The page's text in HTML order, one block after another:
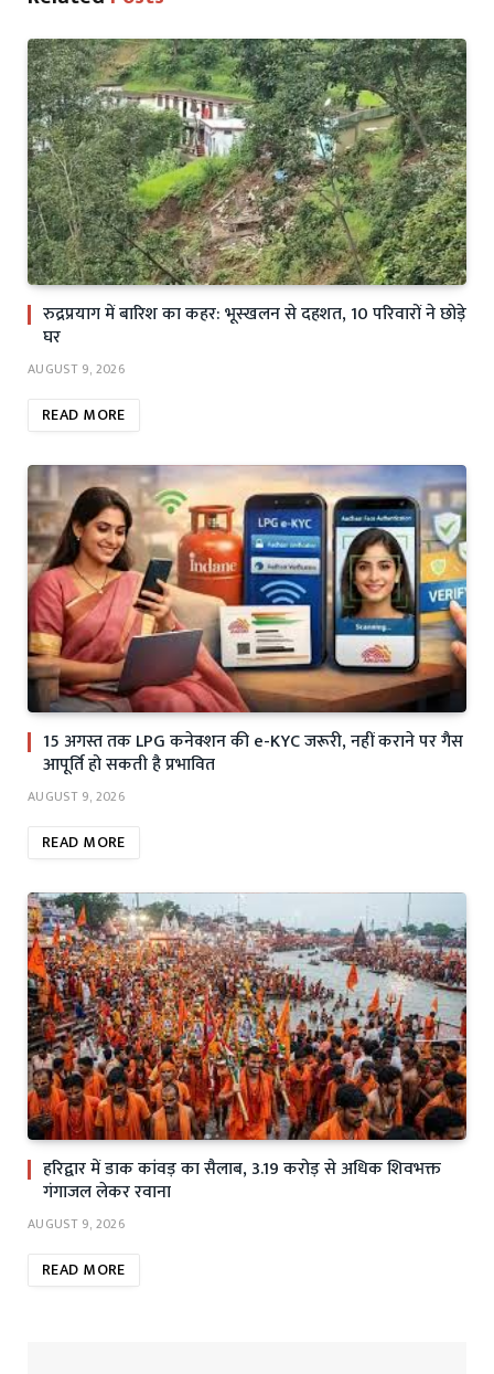
रुद्रप्रयाग में बारिश का कहर: भूस्खलन से दहशत, 10 परिवारों ने छोड़े
घर
AUGUST 9, 2026
READ MORE
15 अगस्त तक LPG कनेक्शन की e-KYC जरूरी, नहीं कराने पर गैस
आपूर्ति हो सकती है प्रभावित
AUGUST 9, 2026
READ MORE
हरिद्वार में डाक कांवड़ का सैलाब, 3.19 करोड़ से अधिक शिवभक्त
गंगाजल लेकर रवाना
AUGUST 9, 2026
READ MORE